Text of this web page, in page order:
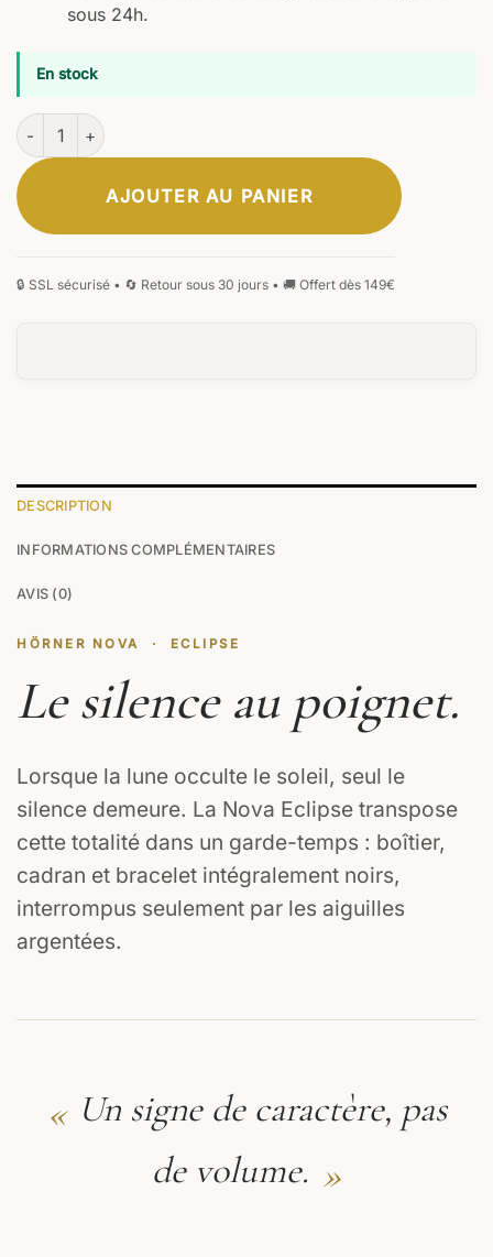
sous 24h.
En stock
quantité de Hörner Nova Eclipse
AJOUTER AU PANIER
DESCRIPTION
INFORMATIONS COMPLÉMENTAIRES
AVIS (0)
HÖRNER NOVA · ECLIPSE
Le silence au poignet.
Lorsque la lune occulte le soleil, seul le
silence demeure. La Nova Eclipse transpose
cette totalité dans un garde-temps : boîtier,
cadran et bracelet intégralement noirs,
interrompus seulement par les aiguilles
argentées.
« Un signe de caractère, pas
de volume. »